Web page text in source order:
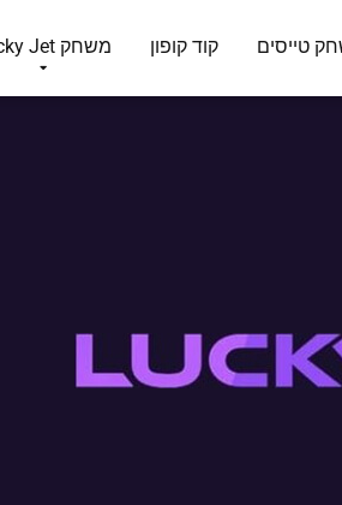
משחק Lucky Jet קוד קופון טייסים